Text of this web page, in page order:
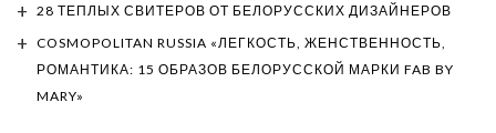
28 ТЕПЛЫХ СВИТЕРОВ ОТ БЕЛОРУССКИХ ДИЗАЙНЕРОВ
COSMOPOLITAN RUSSIA «ЛЕГКОСТЬ, ЖЕНСТВЕННОСТЬ,
РОМАНТИКА: 15 ОБРАЗОВ БЕЛОРУССКОЙ МАРКИ FAB BY
MARY»